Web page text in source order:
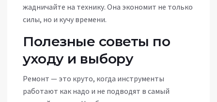
жадничайте на технику. Она экономит не только
силы, но и кучу времени.
Полезные советы по
уходу и выбору
Ремонт — это круто, когда инструменты
работают как надо и не подводят в самый